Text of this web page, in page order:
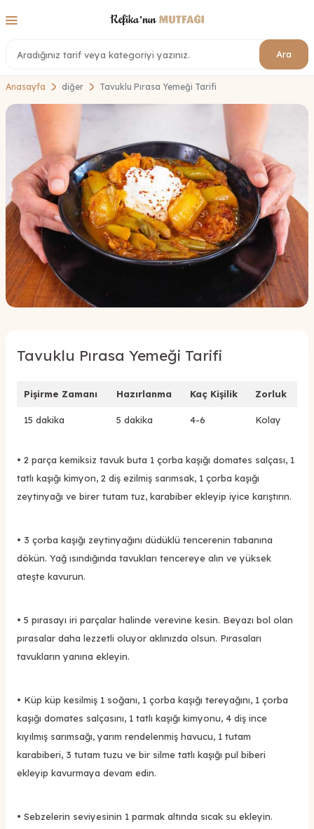
Ara
Anasayfa diğer Tavuklu Pırasa Yemeği Tarifi
Tavuklu Pırasa Yemeği Tarifi
Pişirme Zamanı Hazırlanma Kaç Kişilik Zorluk
15 dakika 5 dakika 4-6 Kolay
• 2 parça kemiksiz tavuk buta 1 çorba kaşığı domates salçası, 1
tatlı kaşığı kimyon, 2 diş ezilmiş sarımsak, 1 çorba kaşığı
zeytinyağı ve birer tutam tuz, karabiber ekleyip iyice karıştırın.
• 3 çorba kaşığı zeytinyağını düdüklü tencerenin tabanına
dökün. Yağ ısındığında tavukları tencereye alın ve yüksek
ateşte kavurun.
• 5 pırasayı iri parçalar halinde verevine kesin. Beyazı bol olan
pırasalar daha lezzetli oluyor aklınızda olsun. Pırasaları
tavukların yanına ekleyin.
• Küp küp kesilmiş 1 soğanı, 1 çorba kaşığı tereyağını, 1 çorba
kaşığı domates salçasını, 1 tatlı kaşığı kimyonu, 4 diş ince
kıyılmış sarımsağı, yarım rendelenmiş havucu, 1 tutam
karabiberi, 3 tutam tuzu ve bir silme tatlı kaşığı pul biberi
ekleyip kavurmaya devam edin.
• Sebzelerin seviyesinin 1 parmak altında sıcak su ekleyin.